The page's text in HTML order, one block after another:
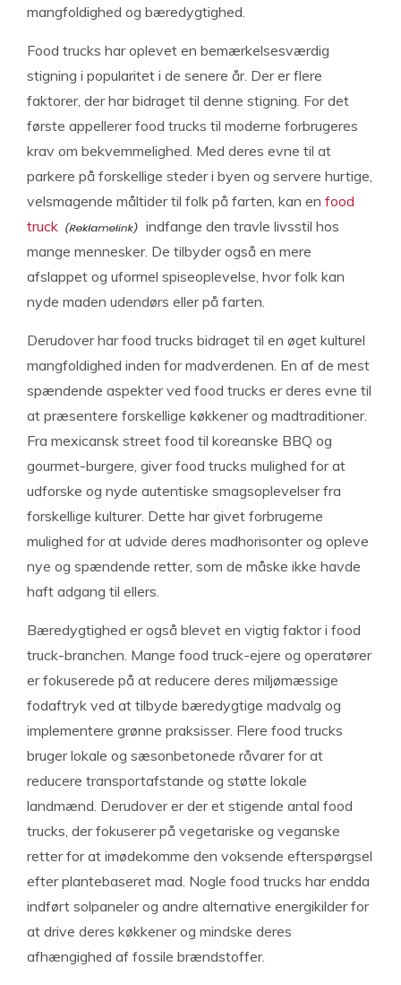
mangfoldighed og bæredygtighed.
Food trucks har oplevet en bemærkelsesværdig
stigning i popularitet i de senere år. Der er flere
faktorer, der har bidraget til denne stigning. For det
første appellerer food trucks til moderne forbrugeres
krav om bekvemmelighed. Med deres evne til at
parkere på forskellige steder i byen og servere hurtige,
velsmagende måltider til folk på farten, kan en food
truck
indfange den travle livsstil hos
mange mennesker. De tilbyder også en mere
afslappet og uformel spiseoplevelse, hvor folk kan
nyde maden udendørs eller på farten.
Derudover har food trucks bidraget til en øget kulturel
mangfoldighed inden for madverdenen. En af de mest
spændende aspekter ved food trucks er deres evne til
at præsentere forskellige køkkener og madtraditioner.
Fra mexicansk street food til koreanske BBQ og
gourmet-burgere, giver food trucks mulighed for at
udforske og nyde autentiske smagsoplevelser fra
forskellige kulturer. Dette har givet forbrugerne
mulighed for at udvide deres madhorisonter og opleve
nye og spændende retter, som de måske ikke havde
haft adgang til ellers.
Bæredygtighed er også blevet en vigtig faktor i food
truck-branchen. Mange food truck-ejere og operatører
er fokuserede på at reducere deres miljømæssige
fodaftryk ved at tilbyde bæredygtige madvalg og
implementere grønne praksisser. Flere food trucks
bruger lokale og sæsonbetonede råvarer for at
reducere transportafstande og støtte lokale
landmænd. Derudover er der et stigende antal food
trucks, der fokuserer på vegetariske og veganske
retter for at imødekomme den voksende efterspørgsel
efter plantebaseret mad. Nogle food trucks har endda
indført solpaneler og andre alternative energikilder for
at drive deres køkkener og mindske deres
afhængighed af fossile brændstoffer.